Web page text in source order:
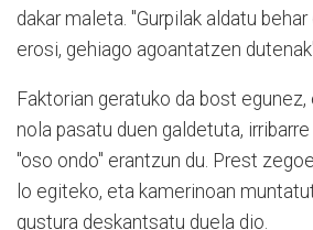
dakar maleta. "Gurpilak aldatu
erosi, gehiago agoantatzen
Faktorian geratuko da bost
nola pasatu duen galdetuta,
"oso ondo" erantzun du. Prest
lo egiteko, eta kamerinoan
gustura deskantsatu duela dio.